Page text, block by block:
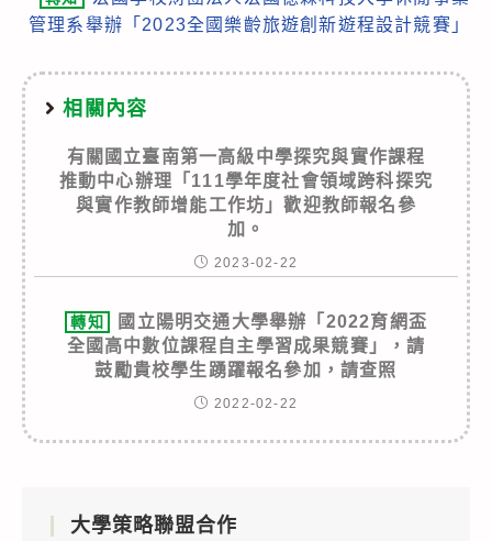
管理系舉辦「2023全國樂齡旅遊創新遊程設計競賽」
相關內容
有關國立臺南第一高級中學探究與實作課程
推動中心辦理「111學年度社會領域跨科探究
與實作教師增能工作坊」歡迎教師報名參
加。
2023-02-22
轉知
國立陽明交通大學舉辦「2022育網盃
全國高中數位課程自主學習成果競賽」，請
鼓勵貴校學生踴躍報名參加，請查照
2022-02-22
大學策略聯盟合作